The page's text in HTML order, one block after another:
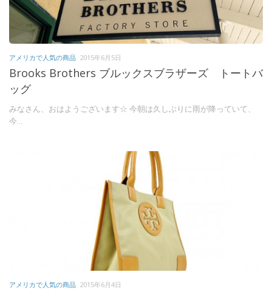
アメリカで人気の商品 2015年6月5日
Brooks Brothers ブルックスブラザーズ トートバ
ッグ
みなさん、おはようございます☆ 今朝は久しぶりに雨が降っていて、
今...
アメリカで人気の商品 2015年6月4日